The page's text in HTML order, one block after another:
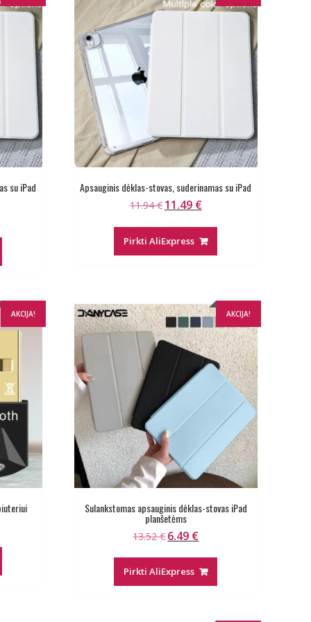
su iPad
€.
Apsauginis dėklas-stovas, suderinamas su iPad
11.94€ Original
11.94 €.
11.49 €Current
11.49 €.
Pirkti AliExpress
AKCIJA! AKCIJA!
Sulankstomas apsauginis dėklas-stovas iPad
planšetėms
13.52€ Original
13.52 €.
6.49 €Current
is:
Pirkti AliExpress